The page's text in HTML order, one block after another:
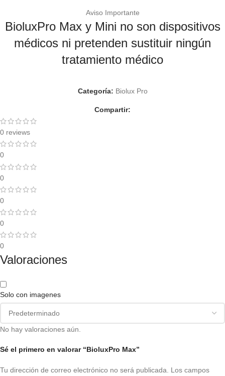
Aviso Importante
BioluxPro Max y Mini no son dispositivos
médicos ni pretenden sustituir ningún
tratamiento médico
Categoría: Biolux Pro
Compartir:
0 reviews
0
0
0
0
0
Valoraciones
Solo con imagenes
No hay valoraciones aún.
Sé el primero en valorar “BioluxPro Max”
Tu dirección de correo electrónico no será publicada. Los campos